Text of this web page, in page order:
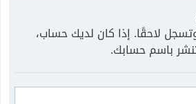
لاحقًا. إذا كان لديك حساب،
باسم حسابك.